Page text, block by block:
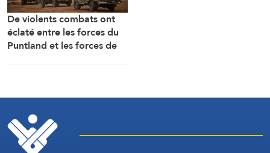
De violents combats ont
éclaté entre les forces du
la Somalie